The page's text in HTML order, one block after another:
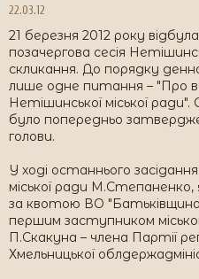
я
22.03.12
21 березня 2012 року
позачергова сесія
скликання. До порядку
лише одне питання – "Про
Нетішинської міської
було попередньо
голови.
У ході останнього
міської ради
за квотою ВО
першим заступником
П.Скакуна – члена Партії
Хмельницької